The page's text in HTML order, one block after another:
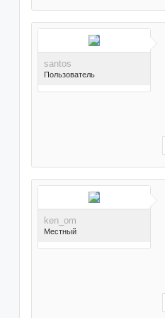
santos
Пользователь
Поблагодарили 1 раз в 1
сообщении
ken_om
Местный